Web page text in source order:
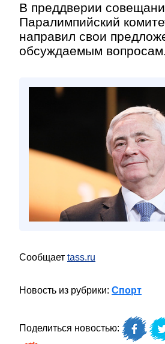
В преддверии
Паралимпийский
направил свои
обсуждаемым
Сообщает tass.ru
Новость из рубрики: Спорт
Поделиться новостью: